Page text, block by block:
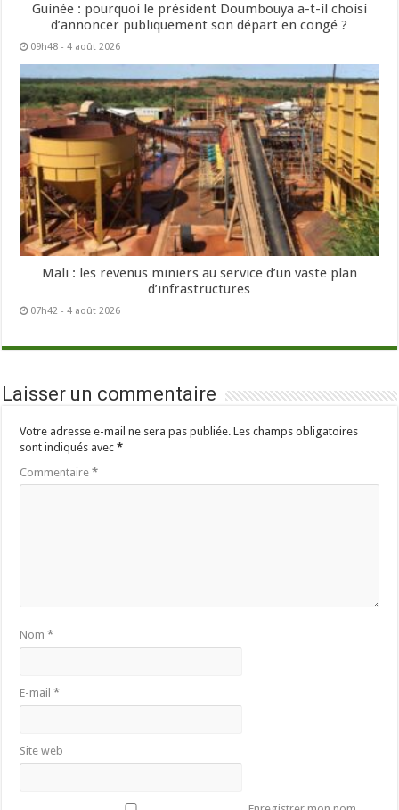
Guinée : pourquoi le président Doumbouya a-t-il choisi
d’annoncer publiquement son départ en congé ?
09h48 - 4 août 2026
Mali : les revenus miniers au service d’un vaste plan
d’infrastructures
07h42 - 4 août 2026
Laisser un commentaire
Votre adresse e-mail ne sera pas publiée. Les champs obligatoires
sont indiqués avec*
Commentaire*
Nom*
E-mail*
Site web